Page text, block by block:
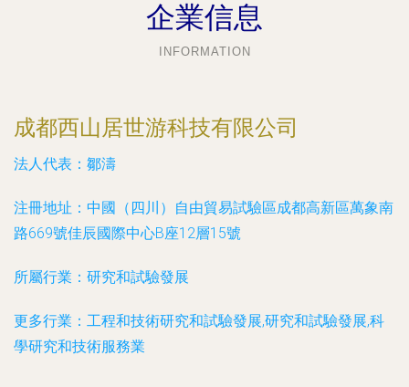
企業信息
INFORMATION
成都西山居世游科技有限公司
法人代表： 鄒濤
注冊地址： 中國（四川）自由貿易試驗區成都高新區萬象南
路669號佳辰國際中心B座12層15號
所屬行業： 研究和試驗發展
更多行業： 工程和技術研究和試驗發展,研究和試驗發展,科
學研究和技術服務業